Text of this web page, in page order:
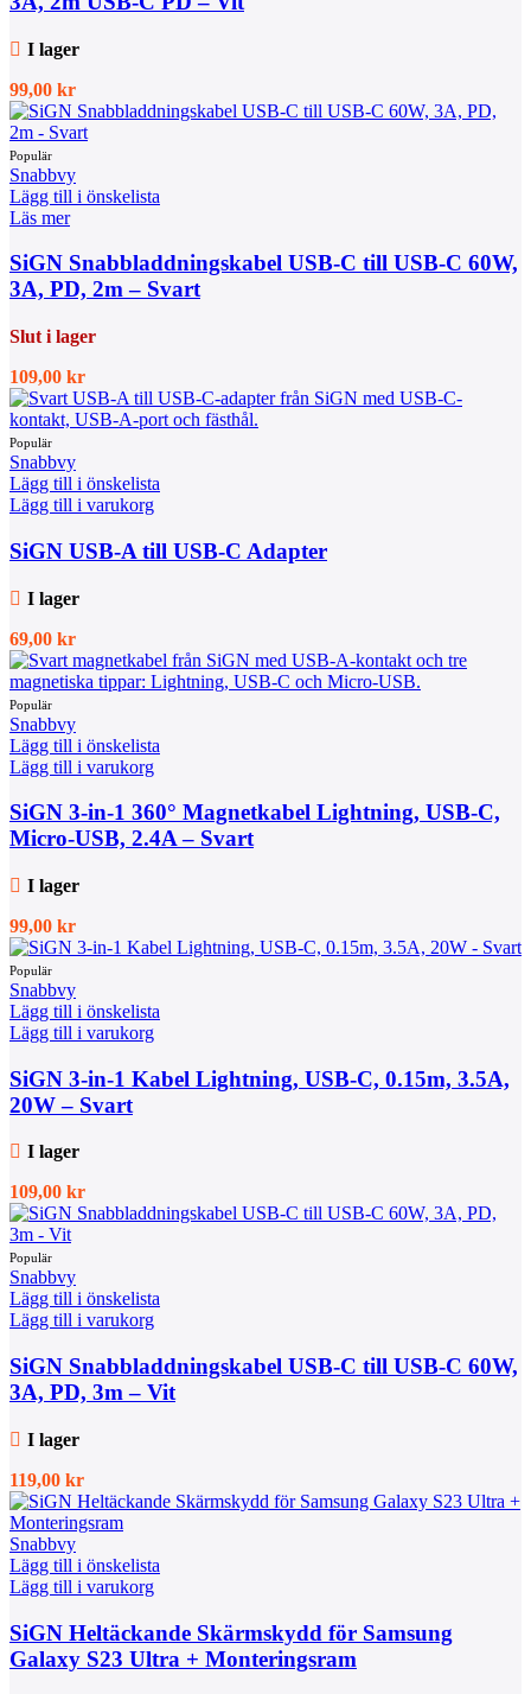
I lager
99,00 kr
Snabbvy
Lägg till i önskelista
Läs mer
SiGN Snabbladdningskabel USB-C till USB-C 60W,
3A, PD, 2m – Svart
Slut i lager
109,00 kr
Snabbvy
Lägg till i önskelista
Lägg till i varukorg
SiGN USB-A till USB-C Adapter
I lager
69,00 kr
Snabbvy
Lägg till i önskelista
Lägg till i varukorg
SiGN 3-in-1 360° Magnetkabel Lightning, USB-C,
Micro-USB, 2.4A – Svart
I lager
99,00 kr
Snabbvy
Lägg till i önskelista
Lägg till i varukorg
SiGN 3-in-1 Kabel Lightning, USB-C, 0.15m, 3.5A,
20W – Svart
I lager
109,00 kr
Snabbvy
Lägg till i önskelista
Lägg till i varukorg
SiGN Snabbladdningskabel USB-C till USB-C 60W,
3A, PD, 3m – Vit
I lager
119,00 kr
Snabbvy
Lägg till i önskelista
Lägg till i varukorg
SiGN Heltäckande Skärmskydd för Samsung
Galaxy S23 Ultra + Monteringsram